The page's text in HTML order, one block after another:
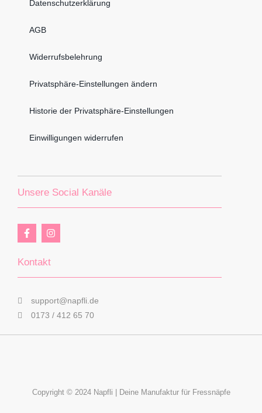
Datenschutzerklärung
AGB
Widerrufsbelehrung
Privatsphäre-Einstellungen ändern
Historie der Privatsphäre-Einstellungen
Einwilligungen widerrufen
Unsere Social Kanäle
F
a
b
I
n
a
m
Kontakt
support@napfli.de
0173 / 412 65 70
Copyright © 2024 Napfli | Deine Manufaktur für Fressnäpfe